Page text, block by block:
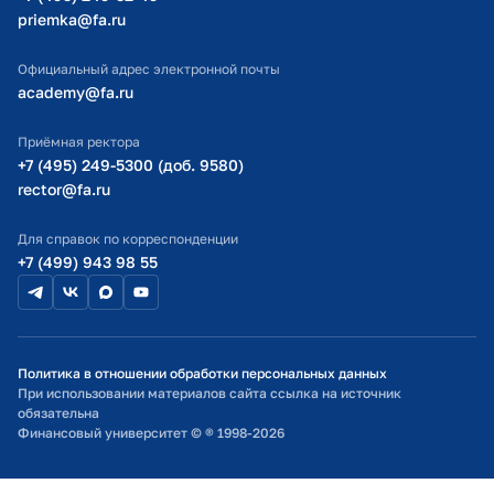
Министерство науки и высшего образования РФ
priemka@fa.ru
Официальный адрес электронной почты
academy@fa.ru
Приёмная ректора
+7 (495) 249-5300 (доб. 9580)
rector@fa.ru
Для справок по корреспонденции
+7 (499) 943 98 55
Политика в отношении обработки персональных данных
При использовании материалов сайта ссылка на источник
обязательна
Финансовый университет © ® 1998-2026